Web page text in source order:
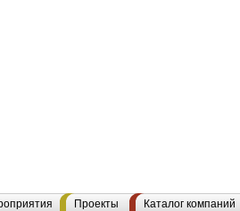
Проекты Каталог компаний